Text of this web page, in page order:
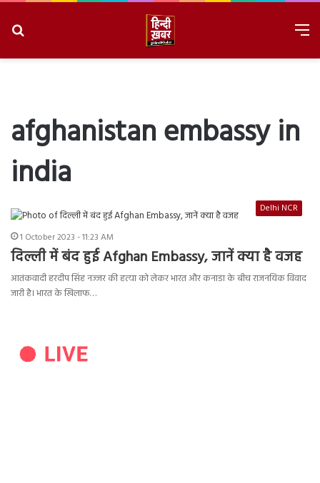
afghanistan embassy in
india
Delhi NCR
1 October 2023 - 11:23 AM
दिल्ली में बंद हुई Afghan Embassy, जानें क्या है वजह
आतंकवादी हरदीप सिंह नज्जर की हत्या को लेकर भारत और कनाडा के बीच राजनयिक विवाद
जारी है। भारत के खिलाफ…